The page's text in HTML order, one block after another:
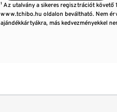
¹ Az utalvány a sikeres regisztrációt követő
www.tchibo.hu oldalon beváltható. Nem
ajándékkártyákra, más kedvezményekkel